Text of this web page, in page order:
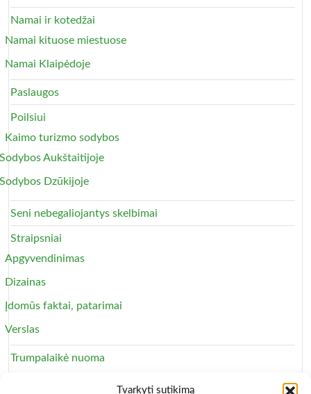
Tvarkyti sutikimą
Namai ir kotedžai
Namai kituose miestuose
Namai Klaipėdoje
Paslaugos
Poilsiui
Kaimo turizmo sodybos
Sodybos Aukštaitijoje
Sodybos Dzūkijoje
Seni nebegaliojantys skelbimai
Straipsniai
Apgyvendinimas
Dizainas
Įdomūs faktai, patarimai
Verslas
Trumpalaikė nuoma